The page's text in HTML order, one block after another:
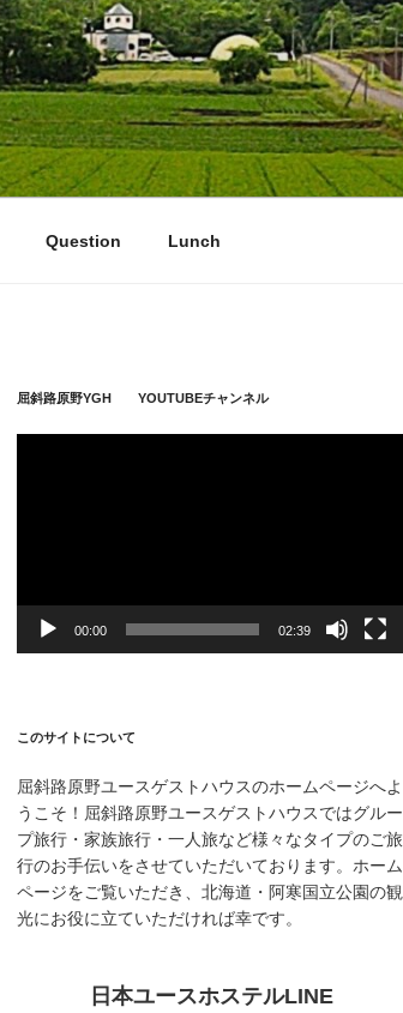
Question Lunch
屈斜路原野YGH YOUTUBEチャンネル
ー
00:00 02:39
このサイトについて
屈斜路原野ユースゲストハウスのホームページへよ
うこそ！屈斜路原野ユースゲストハウスではグルー
プ旅行・家族旅行・一人旅など様々なタイプのご旅
行のお手伝いをさせていただいております。ホーム
ページをご覧いただき、北海道・阿寒国立公園の観
光にお役に立ていただければ幸です。
日本ユースホステルLINE